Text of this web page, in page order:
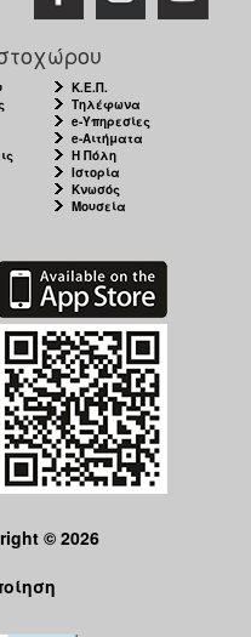
Κ.Ε.Π.
Τηλέφωνα
e-Υπηρεσίες
e-Αιτήματα
Η Πόλη
Ιστορία
Κνωσός
Μουσεία
© 2026